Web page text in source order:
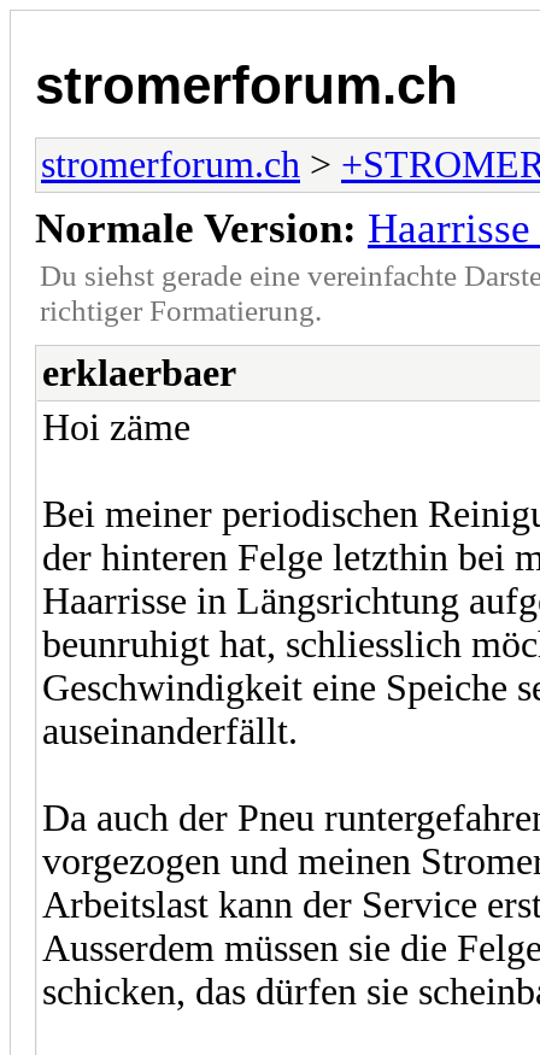
stromerforum.ch
stromerforum.ch >
Normale Version:
Du siehst gerade eine vereinfachte
richtiger Formatierung.
erklaerbaer
Hoi zäme
Bei meiner periodischen
der hinteren Felge letzthin bei
Haarrisse in Längsrichtung
beunruhigt hat, schliesslich
Geschwindigkeit eine Speiche
auseinanderfällt.
Da auch der Pneu
vorgezogen und meinen
Arbeitslast kann der Service
Ausserdem müssen sie die
schicken, das dürfen sie